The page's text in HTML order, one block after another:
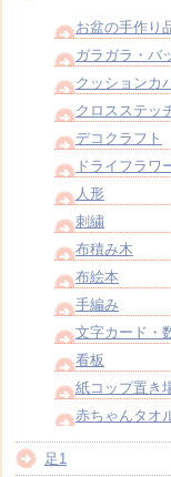
お盆の手作り
ガラガラ・バ
クッションカ
クロスステッ
デコクラフト
ドライフラワ
人形
刺繍
布積み木
布絵本
手編み
文字カード・
看板
紙コップ置き
赤ちゃんタオ
足1